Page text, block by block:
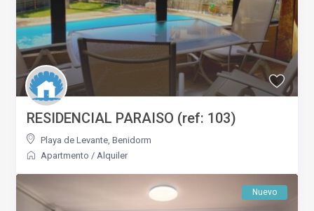
RESIDENCIAL PARAISO (ref: 103)
Playa de Levante,Benidorm
Apartmento /Alquiler
Nuevo